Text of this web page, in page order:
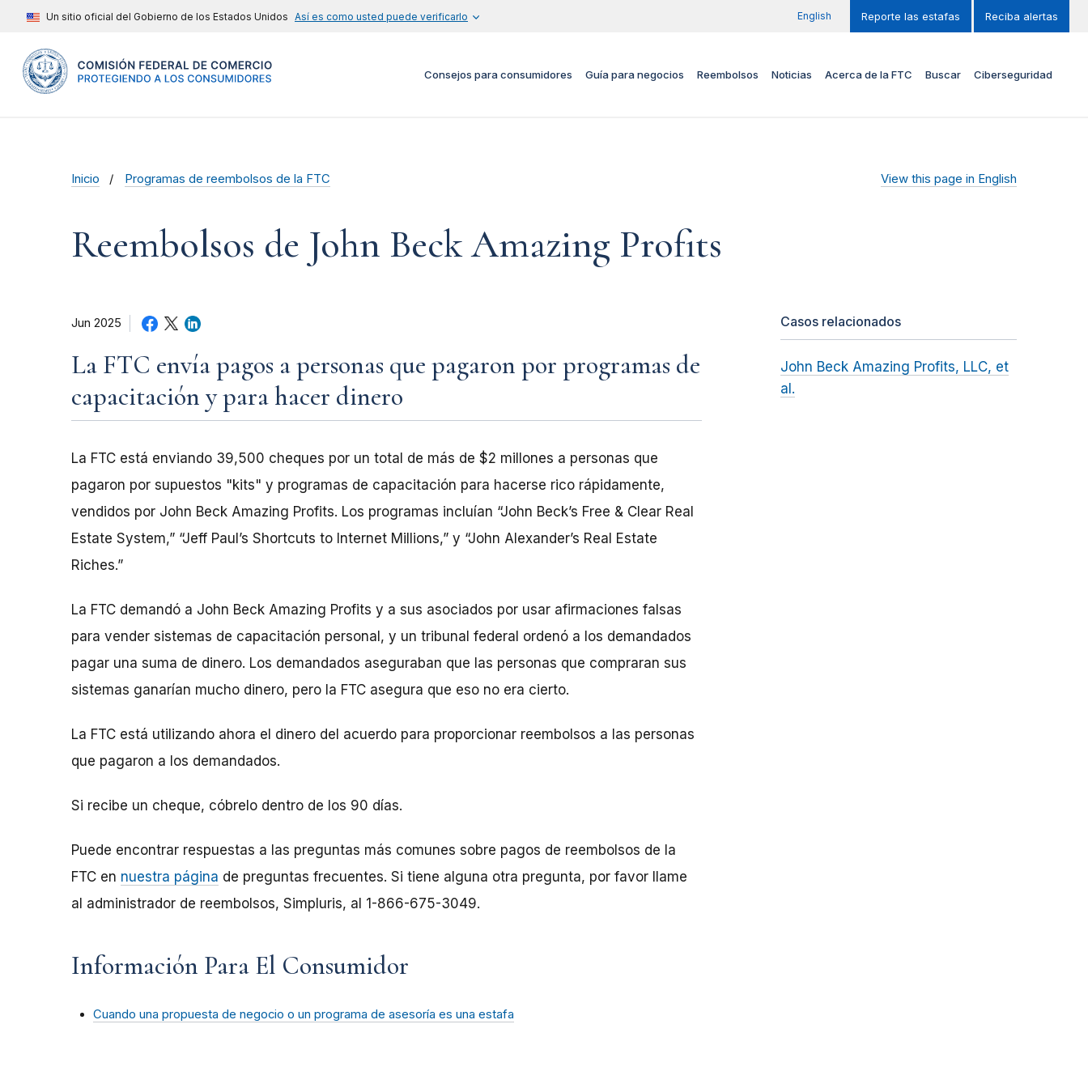
Un sitio oficial del Gobierno de los Estados Unidos Así es como usted puede verificarlo English Reporte las estafas Reciba alertas
Consejos para consumidores Guía para negocios Reembolsos Noticias Acerca de la FTC Buscar Ciberseguridad
Inicio Programas de reembolsos de la FTC View this page in English
Reembolsos de John Beck Amazing Profits
Jun 2025
La FTC envía pagos a personas que pagaron por programas de
capacitación y para hacer dinero
La FTC está enviando 39,500 cheques por un total de más de $2 millones a personas que
pagaron por supuestos "kits" y programas de capacitación para hacerse rico rápidamente,
vendidos por John Beck Amazing Profits. Los programas incluían “John Beck’s Free & Clear Real
Estate System,” “Jeff Paul’s Shortcuts to Internet Millions,” y “John Alexander’s Real Estate
Riches.”
La FTC demandó a John Beck Amazing Profits y a sus asociados por usar afirmaciones falsas
para vender sistemas de capacitación personal, y un tribunal federal ordenó a los demandados
pagar una suma de dinero. Los demandados aseguraban que las personas que compraran sus
sistemas ganarían mucho dinero, pero la FTC asegura que eso no era cierto.
La FTC está utilizando ahora el dinero del acuerdo para proporcionar reembolsos a las personas
que pagaron a los demandados.
Si recibe un cheque, cóbrelo dentro de los 90 días.
Puede encontrar respuestas a las preguntas más comunes sobre pagos de reembolsos de la
FTC en nuestra página de preguntas frecuentes. Si tiene alguna otra pregunta, por favor llame
al administrador de reembolsos, Simpluris, al 1-866-675-3049.
Información Para El Consumidor
Cuando una propuesta de negocio o un programa de asesoría es una estafa
Casos relacionados
John Beck Amazing Profits, LLC, et
al.